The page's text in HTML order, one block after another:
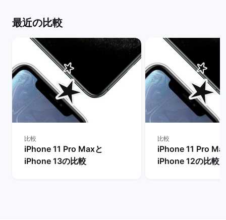
最近の比較
比較
iPhone 11 Pro Maxと
iPhone 13の比較
比較
iPhone 11 Pro
iPhone 12の比較